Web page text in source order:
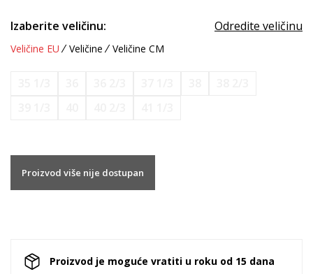
Izaberite veličinu: Odredite veličinu
Veličine EU Veličine Veličine CM
Proizvod više nije dostupan
Proizvod je moguće vratiti u roku od 15 dana